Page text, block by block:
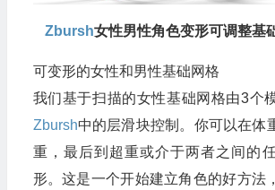
Zbursh女性男性角色变形可调整基
可变形的女性和男性基础网格
我们基于扫描的女性基础网格由3个
Zbursh中的层滑块控制。你可以在体
重，最后到超重或介于两者之间的
形。这是一个开始建立角色的好方法